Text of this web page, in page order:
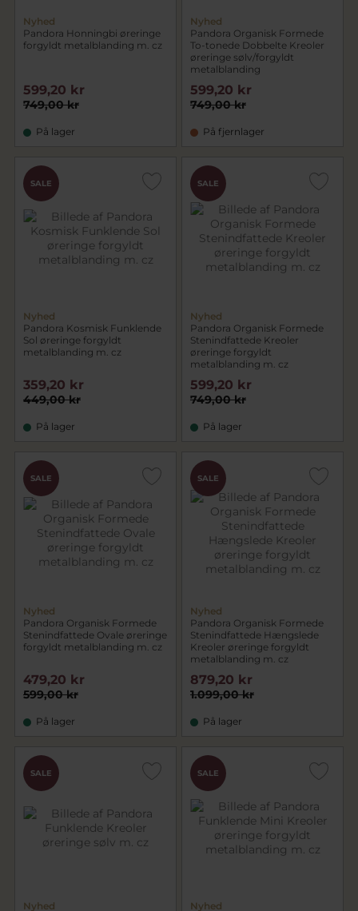
Nyhed
Pandora Honningbi øreringe
forgyldt metalblanding m. cz
749,00 kr
599,20 kr
På lager
Nyhed
Pandora Organisk Formede
To-tonede Dobbelte Kreoler
øreringe sølv/forgyldt
metalblanding
749,00 kr
599,20 kr
På fjernlager
SALE
Nyhed
Pandora Kosmisk Funklende
Sol øreringe forgyldt
metalblanding m. cz
449,00 kr
359,20 kr
På lager
SALE
Nyhed
Pandora Organisk Formede
Stenindfattede Kreoler
øreringe forgyldt
metalblanding m. cz
749,00 kr
599,20 kr
På lager
SALE
Nyhed
Pandora Organisk Formede
Stenindfattede Ovale øreringe
forgyldt metalblanding m. cz
599,00 kr
479,20 kr
På lager
SALE
Nyhed
Pandora Organisk Formede
Stenindfattede Hængslede
Kreoler øreringe forgyldt
metalblanding m. cz
1.099,00 kr
879,20 kr
På lager
SALE
Nyhed
SALE
Nyhed